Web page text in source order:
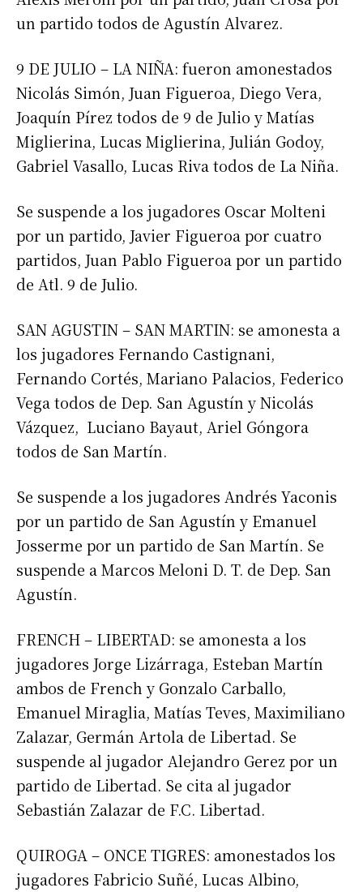
un partido todos de Agustín Alvarez.
9 DE JULIO – LA NIÑA: fueron amonestados
Nicolás Simón, Juan Figueroa, Diego Vera,
Joaquín Pírez todos de 9 de Julio y Matías
Miglierina, Lucas Miglierina, Julián Godoy,
Gabriel Vasallo, Lucas Riva todos de La Niña.
Se suspende a los jugadores Oscar Molteni
por un partido, Javier Figueroa por cuatro
partidos, Juan Pablo Figueroa por un partido
de Atl. 9 de Julio.
SAN AGUSTIN – SAN MARTIN: se amonesta a
los jugadores Fernando Castignani,
Fernando Cortés, Mariano Palacios, Federico
Vega todos de Dep. San Agustín y Nicolás
Vázquez, Luciano Bayaut, Ariel Góngora
todos de San Martín.
Se suspende a los jugadores Andrés Yaconis
por un partido de San Agustín y Emanuel
Josserme por un partido de San Martín. Se
suspende a Marcos Meloni D. T. de Dep. San
Agustín.
FRENCH – LIBERTAD: se amonesta a los
jugadores Jorge Lizárraga, Esteban Martín
ambos de French y Gonzalo Carballo,
Emanuel Miraglia, Matías Teves, Maximiliano
Zalazar, Germán Artola de Libertad. Se
suspende al jugador Alejandro Gerez por un
partido de Libertad. Se cita al jugador
Sebastián Zalazar de F.C. Libertad.
QUIROGA – ONCE TIGRES: amonestados los
jugadores Fabricio Suñé, Lucas Albino,